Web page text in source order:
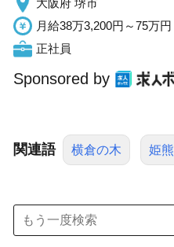
大阪府 堺市
月給38万3,200円～75万円
正社員
Sponsored by
関連語 横倉の木 姫